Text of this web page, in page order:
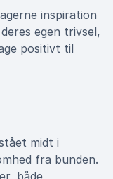
inspiration
egen trivsel,
positivt til
midt i
fra bunden.
både